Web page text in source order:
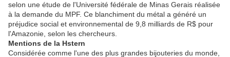
selon une étude de l'Université fédérale de Minas Gerais réalisée
à la demande du MPF. Ce blanchiment du métal a généré un
préjudice social et environnemental de 9,8 milliards de R$ pour
l'Amazonie, selon les chercheurs.
Mentions de la Hstern
Considérée comme l'une des plus grandes bijouteries du monde,